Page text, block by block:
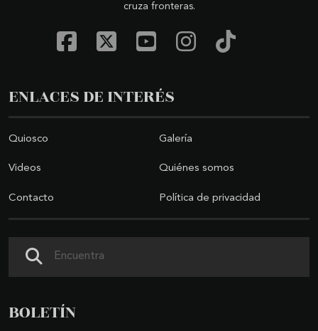
cruza fronteras.
ENLACES DE INTERÉS
Quiosco Galería
Videos Quiénes somos
Contacto Política de privacidad
BOLETÍN